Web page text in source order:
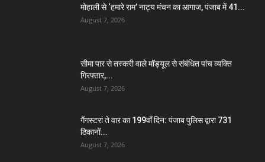
मोहाली से ‘हमारे राम’ नाट्य मंचन का आगाज, पंजाब में 41...
August 7, 2026
सीमा पार से तस्करी वाले मॉड्यूल से संबंधित पांच व्यक्ति
गिरफ्तार,...
August 7, 2026
गैंगस्टरां ते वार का 199वाँ दिन: पंजाब पुलिस द्वारा 731
ठिकानों...
August 7, 2026